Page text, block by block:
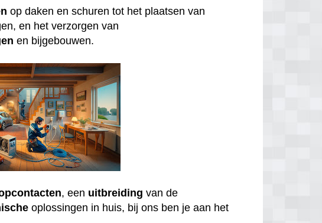
op daken en schuren tot het plaatsen van
en het verzorgen van
en bijgebouwen.
, een uitbreiding van de
oplossingen in huis, bij ons ben je aan het